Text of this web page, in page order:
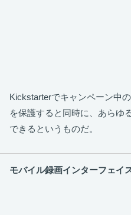
Kickstarterでキャンペーン中の
を保護すると同時に、あらゆ
できるというものだ。
モバイル録画インターフェイ